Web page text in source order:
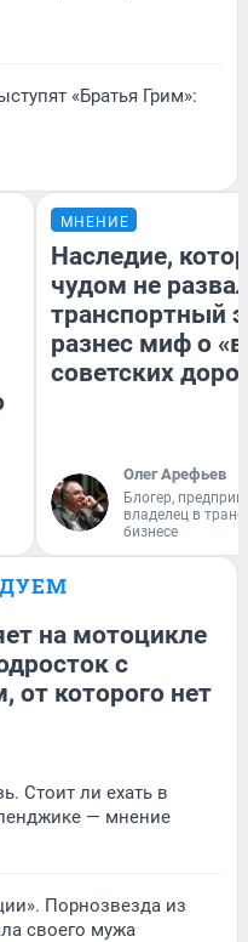
«Братья Грим»:
МНЕНИЕ
Наследие,
чудом не
транспортный
разнес миф о
советских
Олег Арефьев
Блогер,
владелец в
бизнесе
на мотоцикле
с
от которого нет
Стоит ли ехать в
— мнение
Порнозвезда из
своего мужа